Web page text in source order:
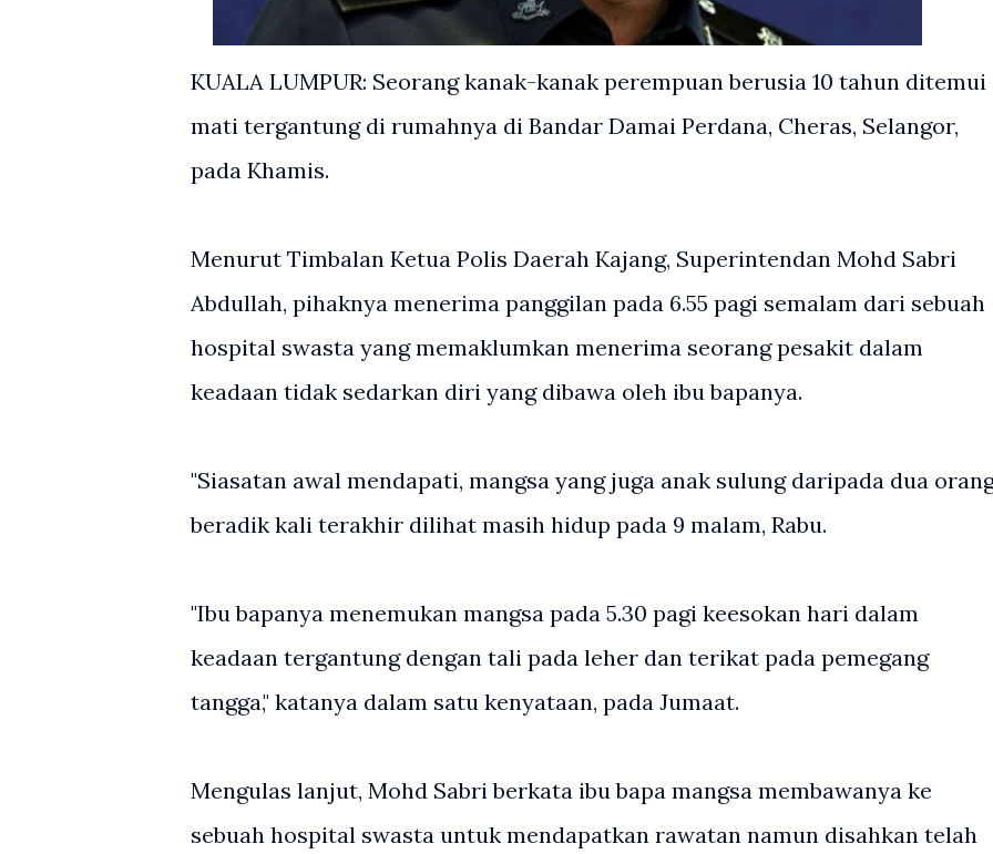
KUALA LUMPUR: Seorang kanak-kanak perempuan berusia 10 tahun ditemui
mati tergantung di rumahnya di Bandar Damai Perdana, Cheras, Selangor,
pada Khamis.
Menurut Timbalan Ketua Polis Daerah Kajang, Superintendan Mohd Sabri
Abdullah, pihaknya menerima panggilan pada 6.55 pagi semalam dari sebuah
hospital swasta yang memaklumkan menerima seorang pesakit dalam
keadaan tidak sedarkan diri yang dibawa oleh ibu bapanya.
"Siasatan awal mendapati, mangsa yang juga anak sulung daripada dua
beradik kali terakhir dilihat masih hidup pada 9 malam, Rabu.
"Ibu bapanya menemukan mangsa pada 5.30 pagi keesokan hari dalam
keadaan tergantung dengan tali pada leher dan terikat pada pemegang
tangga," katanya dalam satu kenyataan, pada Jumaat.
Mengulas lanjut, Mohd Sabri berkata ibu bapa mangsa membawanya ke
sebuah hospital swasta untuk mendapatkan rawatan namun disahkan telah